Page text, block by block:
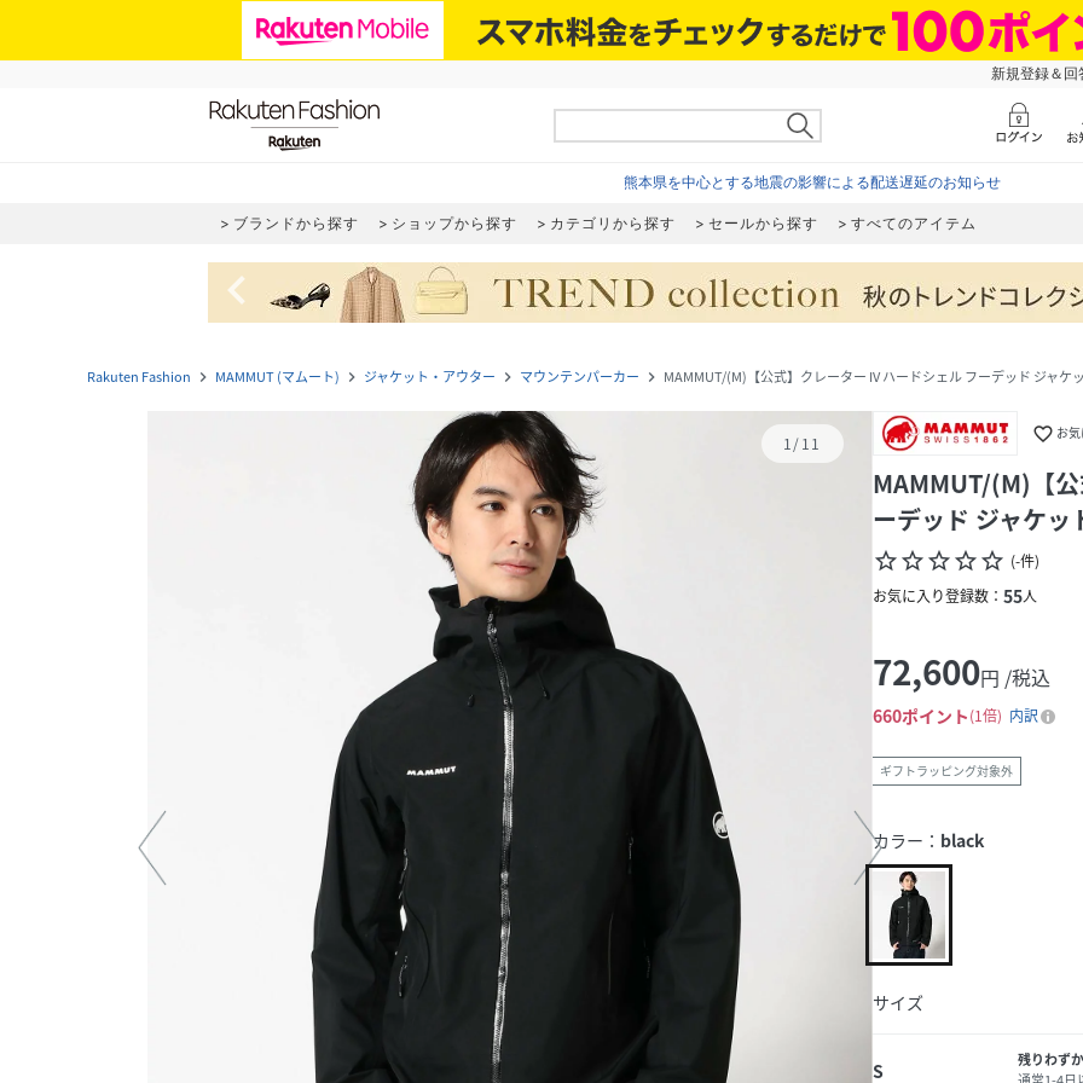
新規登録＆
熊本県を中心とする地震の影響による配送遅延のお知らせ
ブランドから探す ショップから探す カテゴリから探す セールから探す すべてのアイテム
navigate_before
Rakuten Fashion navigate_next MAMMUT (マムート) navigate_next ジャケット・アウター navigate_next マウンテンパーカー navigate_next MAMMUT/(M)【公式】クレーター IV ハードシェル フーデッド ジャケ
1/11 favorite_border お
MAMMUT/(M)【
ーデッド ジャケッ
star_borderstar_borderstar_borderstar_borderstar_border (-件)
お気に入り登録数： 55人
72,600円 /税込
660ポイント 1倍 内訳
ギフトラッピング対象外
カラー： black
サイズ
S
残りわずか